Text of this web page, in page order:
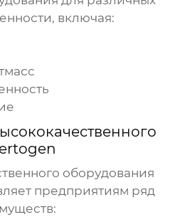
включая:
оборудования
предприятиям ряд